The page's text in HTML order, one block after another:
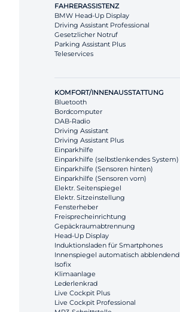
FAHRERASSISTENZ
BMW Head-Up Display
Driving Assistant Professional
Gesetzlicher Notruf
Parking Assistant Plus
Teleservices
KOMFORT/INNENAUSSTATTUNG
Bluetooth
Bordcomputer
DAB-Radio
Driving Assistant
Driving Assistant Plus
Einparkhilfe
Einparkhilfe (selbstlenkendes System)
Einparkhilfe (Sensoren hinten)
Einparkhilfe (Sensoren vorn)
Elektr. Seitenspiegel
Elektr. Sitzeinstellung
Fensterheber
Freisprecheinrichtung
Gepäckraumabtrennung
Head-Up Display
Induktionsladen für Smartphones
Innenspiegel automatisch abblendend
Isofix
Klimaanlage
Lederlenkrad
Live Cockpit Plus
Live Cockpit Professional